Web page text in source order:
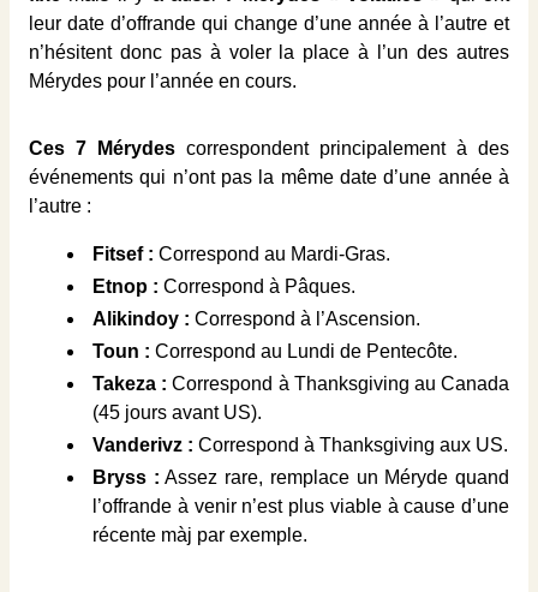
leur date d’offrande qui change d’une année à l’autre et
n’hésitent donc pas à voler la place à l’un des autres
Mérydes pour l’année en cours.
Ces 7 Mérydes correspondent principalement à des
événements qui n’ont pas la même date d’une année à
l’autre :
Fitsef : Correspond au Mardi-Gras.
Etnop : Correspond à Pâques.
Alikindoy : Correspond à l’Ascension.
Toun : Correspond au Lundi de Pentecôte.
Takeza : Correspond à Thanksgiving au Canada
(45 jours avant US).
Vanderivz : Correspond à Thanksgiving aux US.
Bryss : Assez rare, remplace un Méryde quand
l’offrande à venir n’est plus viable à cause d’une
récente màj par exemple.